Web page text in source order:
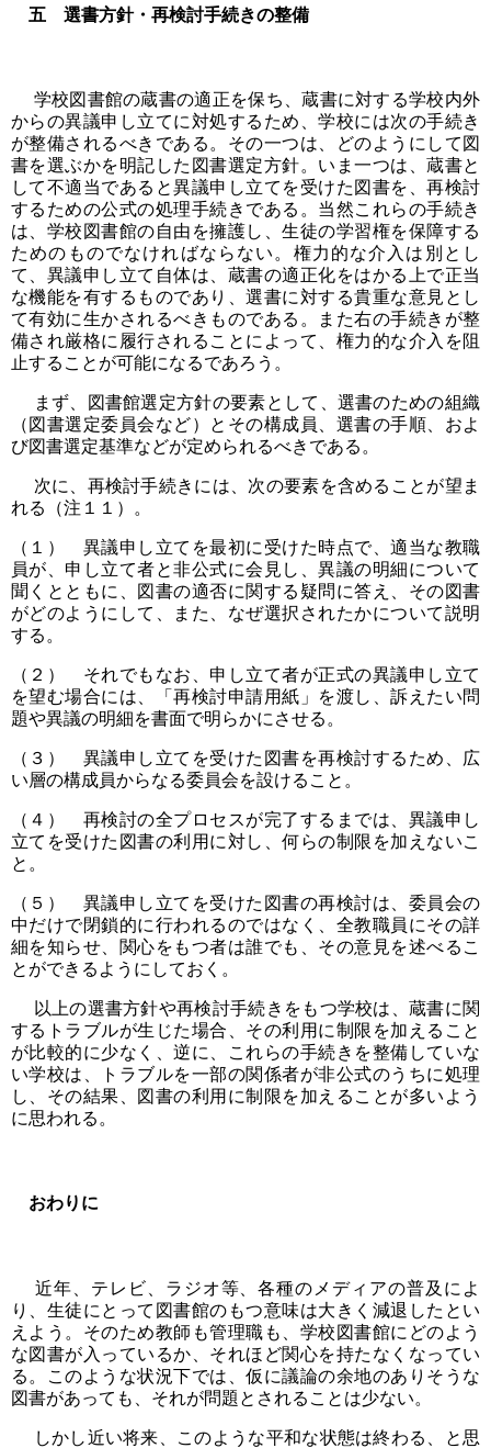
五 選書方針・再検討手続きの整備
学校図書館の蔵書の適正を保ち、蔵書に対する学校内外
からの異議申し立てに対処するため、学校には次の手続き
が整備されるべきである。その一つは、どのようにして図
書を選ぶかを明記した図書選定方針。いま一つは、蔵書と
して不適当であると異議申し立てを受けた図書を、再検討
するための公式の処理手続きである。当然これらの手続き
は、学校図書館の自由を擁護し、生徒の学習権を保障する
ためのものでなければならない。権力的な介入は別とし
て、異議申し立て自体は、蔵書の適正化をはかる上で正当
な機能を有するものであり、選書に対する貴重な意見とし
て有効に生かされるべきものである。また右の手続きが整
備され厳格に履行されることによって、権力的な介入を阻
止することが可能になるであろう。
まず、図書館選定方針の要素として、選書のための組織
（図書選定委員会など）とその構成員、選書の手順、およ
び図書選定基準などが定められるべきである。
次に、再検討手続きには、次の要素を含めることが望ま
れる（注１１）。
（１） 異議申し立てを最初に受けた時点で、適当な教職
員が、申し立て者と非公式に会見し、異議の明細について
聞くとともに、図書の適否に関する疑問に答え、その図書
がどのようにして、また、なぜ選択されたかについて説明
する。
（２） それでもなお、申し立て者が正式の異議申し立て
を望む場合には、「再検討申請用紙」を渡し、訴えたい問
題や異議の明細を書面で明らかにさせる。
（３） 異議申し立てを受けた図書を再検討するため、広
い層の構成員からなる委員会を設けること。
（４） 再検討の全プロセスが完了するまでは、異議申し
立てを受けた図書の利用に対し、何らの制限を加えないこ
と。
（５） 異議申し立てを受けた図書の再検討は、委員会の
中だけで閉鎖的に行われるのではなく、全教職員にその詳
細を知らせ、関心をもつ者は誰でも、その意見を述べるこ
とができるようにしておく。
以上の選書方針や再検討手続きをもつ学校は、蔵書に関
するトラブルが生じた場合、その利用に制限を加えること
が比較的に少なく、逆に、これらの手続きを整備していな
い学校は、トラブルを一部の関係者が非公式のうちに処理
し、その結果、図書の利用に制限を加えることが多いよう
に思われる。
おわりに
近年、テレビ、ラジオ等、各種のメディアの普及によ
り、生徒にとって図書館のもつ意味は大きく減退したとい
えよう。そのため教師も管理職も、学校図書館にどのよう
な図書が入っているか、それほど関心を持たなくなってい
る。このような状況下では、仮に議論の余地のありそうな
図書があっても、それが問題とされることは少ない。
しかし近い将来、このような平和な状態は終わる、と思